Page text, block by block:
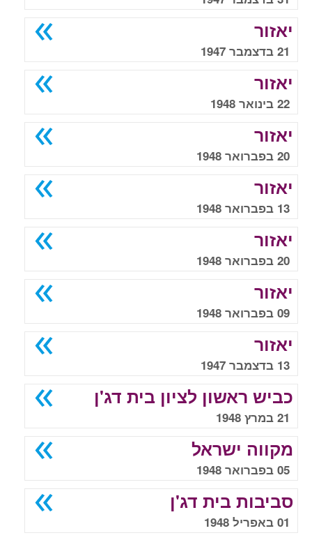
יאזור
21 בדצמבר 1947
יאזור
22 בינואר 1948
יאזור
20 בפברואר 1948
יאזור
13 בפברואר 1948
יאזור
20 בפברואר 1948
יאזור
09 בפברואר 1948
יאזור
13 בדצמבר 1947
כביש ראשון לציון בית דג'ן
21 במרץ 1948
מקווה ישראל
05 בפברואר 1948
סביבות בית דג'ן
01 באפריל 1948